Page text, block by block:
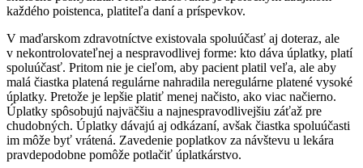
každého poistenca, platiteľa daní a príspevkov.
V maďarskom zdravotníctve existovala spoluúčasť aj doteraz, ale
v nekontrolovateľnej a nespravodlivej forme: kto dáva úplatky, platí
spoluúčasť. Pritom nie je cieľom, aby pacient platil veľa, ale aby
malá čiastka platená regulárne nahradila neregulárne platené vysoké
úplatky. Pretože je lepšie platiť menej načisto, ako viac načierno.
Úplatky spôsobujú najväčšiu a najnespravodlivejšiu záťaž pre
chudobných. Úplatky dávajú aj odkázaní, avšak čiastka spoluúčasti
im môže byť vrátená. Zavedenie poplatkov za návštevu u lekára
pravdepodobne pomôže potlačiť úplatkárstvo.